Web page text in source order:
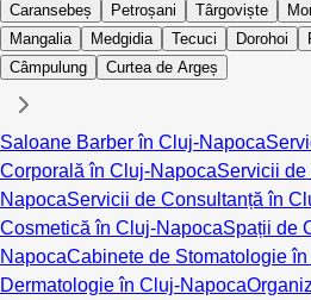
Caransebeș
Petroșani Târgoviște
Mangalia
Medgidia Tecuci Dorohoi
Câmpulung
Curtea de Argeș
Saloane Barber în Cluj-Napoca
Corporală în Cluj-NapocaServicii
NapocaServicii de Consultanță în
Cosmetică în Cluj-NapocaSpații de
NapocaCabinete de Stomatologie
Dermatologie în Cluj-Napoca